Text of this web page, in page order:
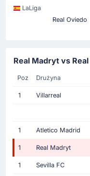
LaLiga
Real Oviedo
Real Madryt vs
Poz Drużyna
1 Villarreal
1 Atletico Madrid
1 Real Madryt
1 Sevilla FC